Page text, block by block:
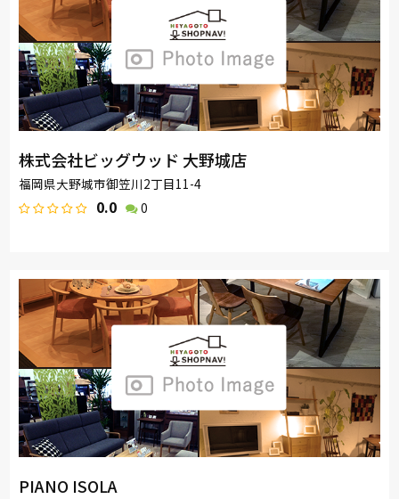
株式会社ビッグウッド 大野城店
福岡県大野城市御笠川2丁目11-4
0.0 0
PIANO ISOLA